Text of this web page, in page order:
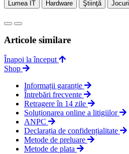
Lumea IT
Hardware Ştiinţă Jocuri
Articole similare
Înapoi la început
Shop
Informații garanție
Întrebări frecvente
Retragere în 14 zile
Soluționarea online a litigiilor
ANPC
Declarația de confidențialitate
Metode de preluare
Metode de plata